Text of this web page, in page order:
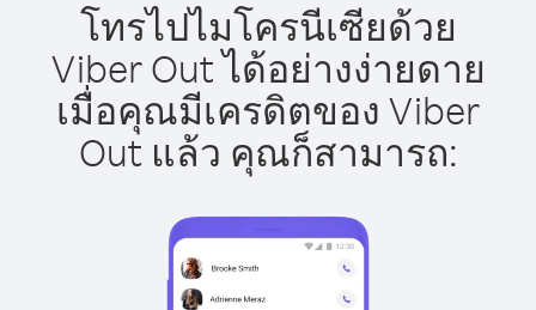
โทรไปไมโครนีเซียด้วย
Viber Out ได้อย่างง่ายดาย
เมื่อคุณมีเครดิตของ Viber
Out แล้ว คุณก็สามารถ: